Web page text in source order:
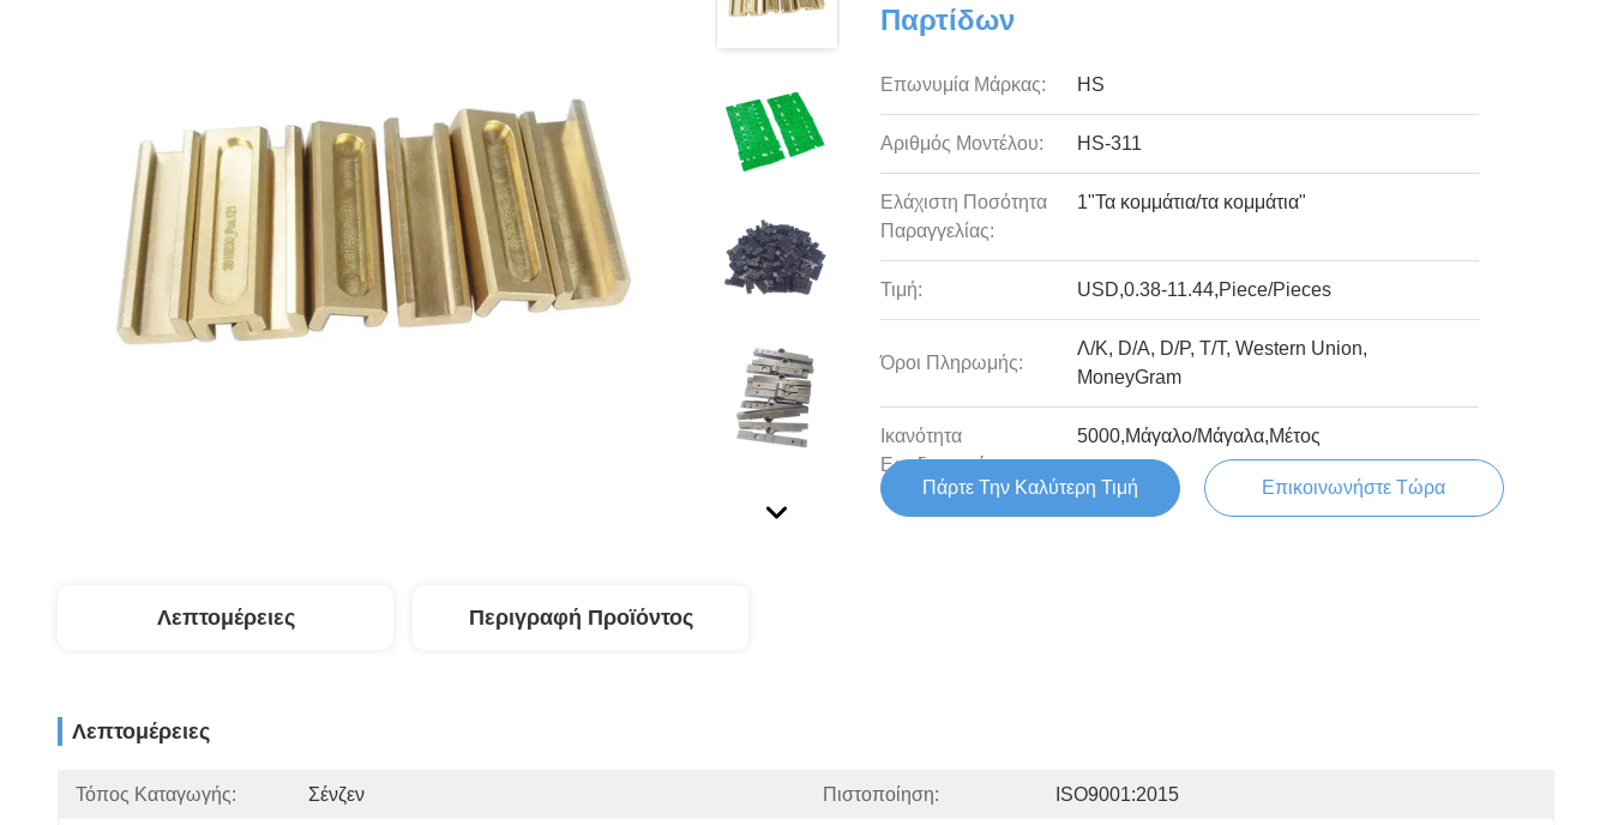
Παρτίδων
Επωνυμία Μάρκας: HS
Αριθμός Μοντέλου: HS-311
Ελάχιστη Ποσότητα
Παραγγελίας:
1"Τα κομμάτια/τα κομμάτια"
Τιμή: USD,0.38-11.44,Piece/Pieces
Όροι Πληρωμής:
Λ/Κ, D/A, D/P, T/T, Western Union,
MoneyGram
Ικανότητα
Εφοδιασμού:
5000,Μάγαλο/Μάγαλα,Μέτος
Πάρτε Την Καλύτερη Τιμή Επικοινωνήστε Τώρα
Λεπτομέρειες Περιγραφή Προϊόντος
Λεπτομέρειες
Τόπος Καταγωγής: Σένζεν Πιστοποίηση: ISO9001:2015